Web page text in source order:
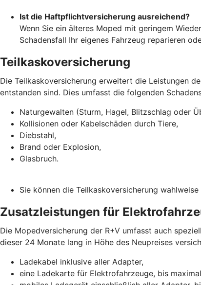
Ist die Haftpflichtversicherung ausreichend?
Wenn Sie ein älteres Moped mit geringem
Schadensfall Ihr eigenes Fahrzeug reparieren
Teilkaskoversicherung
Die Teilkaskoversicherung erweitert die Leistungen
entstanden sind. Dies umfasst die folgenden
Naturgewalten (Sturm, Hagel, Blitzschlag oder
Kollisionen oder Kabelschäden durch Tiere,
Diebstahl,
Brand oder Explosion,
Glasbruch.
Sie können die Teilkaskoversicherung
Zusatzleistungen für
Die Mopedversicherung der R+V umfasst auch
dieser 24 Monate lang in Höhe des Neupreises
Ladekabel inklusive aller Adapter,
eine Ladekarte für Elektrofahrzeuge, bis